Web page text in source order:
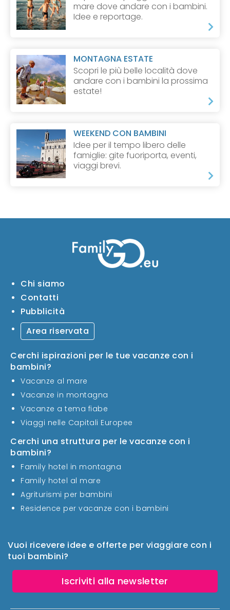
mare dove andare con i bambini.
Idee e reportage.
MONTAGNA ESTATE
Scopri le più belle località dove
andare con i bambini la prossima
estate!
WEEKEND CON BAMBINI
Idee per il tempo libero delle
famiglie: gite fuoriporta, eventi,
viaggi brevi.
Vuoi ricevere idee e offerte per viaggiare con i
tuoi bambini?
Iscriviti alla newsletter
Chi siamo
Contatti
Pubblicità
Area riservata
Cerchi ispirazioni per le tue vacanze con i
bambini?
Vacanze al mare
Vacanze in montagna
Vacanze a tema fiabe
Viaggi nelle Capitali Europee
Cerchi una struttura per le vacanze con i
bambini?
Family hotel in montagna
Family hotel al mare
Agriturismi per bambini
Residence per vacanze con i bambini